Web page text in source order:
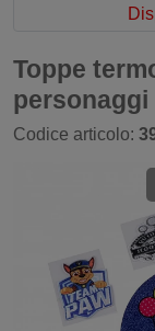
Toppe
Codice articolo: